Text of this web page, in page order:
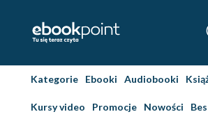
Kategorie Ebooki Audiobooki
Kursy video Promocje Nowości